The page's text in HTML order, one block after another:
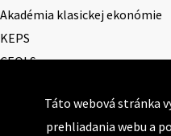
Akadémia klasickej ekonómie
KEPS
CEQLS
Cena Ernesta Valka
Študentská esej
Táto webová stránka
prehliadania webu a